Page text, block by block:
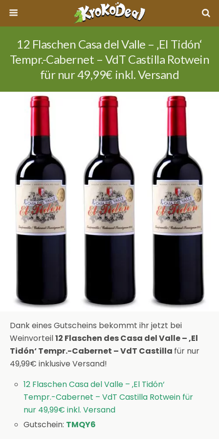
12 Flaschen Casa del Valle – ‚El Tidón‘
Tempr.-Cabernet – VdT Castilla Rotwein
für nur 49,99€ inkl. Versand
Dank eines Gutscheins bekommt ihr jetzt bei
Weinvorteil12 Flaschen des Casa del Valle – ‚El
Tidón‘ Tempr.-Cabernet – VdT Castilla für nur
49,99€ inklusive Versand!
12 Flaschen Casa del Valle – ‚El Tidón‘
Tempr.-Cabernet – VdT Castilla Rotwein für
nur 49,99€ inkl. Versand
Gutschein: TMQY6